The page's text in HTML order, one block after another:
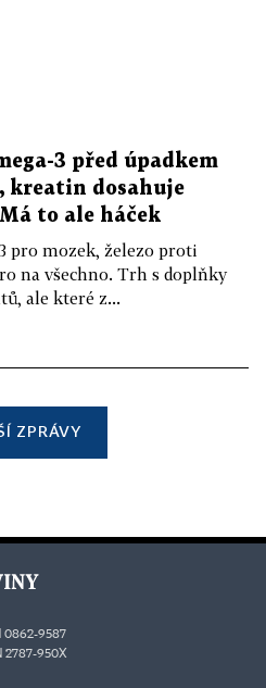
3 před úpadkem
kreatin dosahuje
to ale háček
pro mozek, železo proti
na všechno. Trh s doplňky
ale které z...
ZPRÁVY
0862-9587
2787-950X